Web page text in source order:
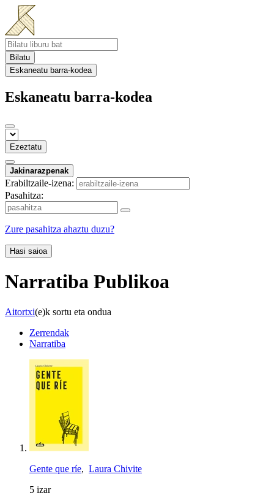
Bilatu
Eskaneatu barra-kodea
Eskaneatu barra-kodea
Ezeztatu
Jakinarazpenak
Erabiltzaile-izena:
Pasahitza:
Zure pasahitza ahaztu duzu?
Hasi saioa
Narratiba Publikoa
Aitortxi(e)k sortu eta ondua
Zerrendak
Narratiba
Gente que ríe, Laura Chivite
5 izar